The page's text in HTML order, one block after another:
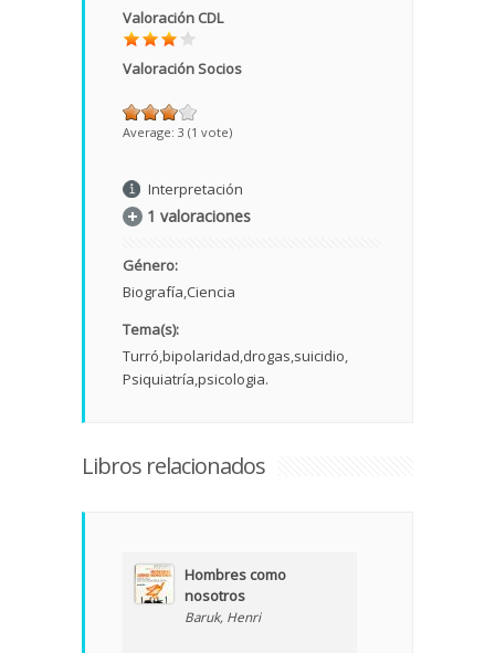
Valoración CDL
Valoración Socios
Average: 3 (1 vote)
Interpretación
1 valoraciones
Género:
Biografía Ciencia
Tema(s):
Turró bipolaridad drogas suicidio
Psiquiatría psicologia.
Libros relacionados
Hombres como
nosotros
Baruk, Henri